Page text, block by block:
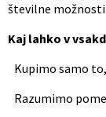
številne
Kaj lahko v
Kupimo samo to,
Razumimo